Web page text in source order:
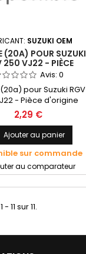
SUZUKI OEM
(20A) POUR SUZUKI
250 VJ22 - PIÈCE
SUZUKI OEM
Avis:0
pour Suzuki RGV
- Pièce d'origine
SUZUKI OEM
2,29 €
Ajouter au panier
sur commande
au comparateur
11 sur 11.